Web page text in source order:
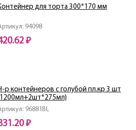
94098
для торта 300*170 мм
₽
96881BL
р контейнеров с голубой пл.кр 3 шт
₽